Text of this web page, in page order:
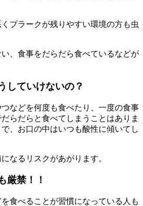
プラークが残りやすい環境の方も虫
、食事をだらだら食べているなどが
していけないの？
などを何度も食べたり、一度の食事
らだらと食べてしまうことはありま
、お口の中はいつも酸性に傾いてし
なるリスクがあがります。
厳禁！！
食べることが習慣になっている人も